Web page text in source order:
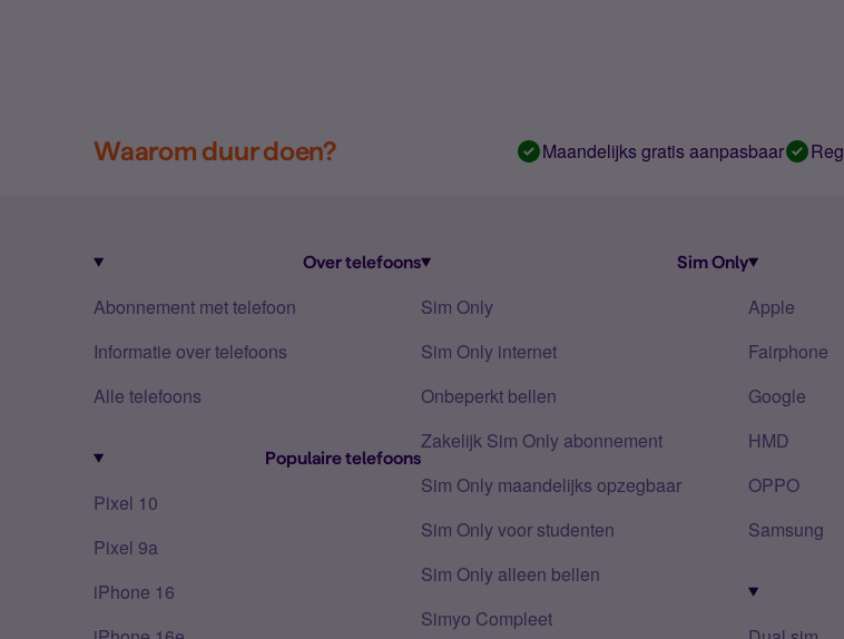
Waarom duur doen? Maandelijks gratis aanpasbaar
Over telefoons
Abonnement met telefoon
Informatie over telefoons
Alle telefoons
Populaire telefoons
Pixel 10
Pixel 9a
iPhone 16
Sim Only
Sim Only
Sim Only internet
Onbeperkt bellen
Zakelijk Sim Only abonnement
Sim Only maandelijks opzegbaar
Sim Only voor studenten
Sim Only alleen bellen
Simyo Compleet
Apple
Fairphone
Google
HMD
OPPO
Samsung